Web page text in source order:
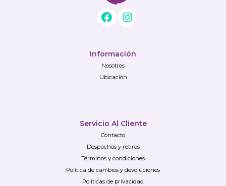
Información
Nosotros
Ubicación
Servicio Al Cliente
Contacto
Despachos y retiros
Términos y condiciones
Política de cambios y devoluciones
Políticas de privacidad